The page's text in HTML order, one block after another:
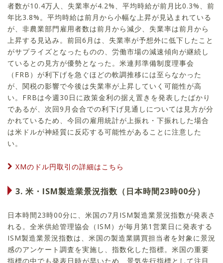
者数が10.4万人、失業率が4.2%、平均時給が前月比0.3%、前
年比3.8%。平均時給は前月から小幅な上昇が見込まれている
が、非農業部門雇用者数は前月から減少、失業率は前月から
上昇する見込み。前回6月は、失業率が予想外に低下したこと
がサプライズとなったものの、労働市場の減速傾向が継続し
ているとの見方が優勢となった。米連邦準備制度理事会
（FRB）が利下げを急ぐほどの軟調推移には至らなかった
が、関税の影響で今後は失業率が上昇していく可能性が高
い。FRBは今週30日に政策金利の据え置きを発表したばかり
であるが、次回9月会合での利下げ見通しについては見方が分
かれているため、今回の雇用統計が上振れ・下振れした場合
は米ドルが神経質に反応する可能性があることに注意した
い。
XMのドル円取引の詳細はこちら
3. 米・ISM製造業景況指数（日本時間23時00分）
日本時間23時00分に、米国の7月ISM製造業景況指数が発表さ
れる。全米供給管理協会（ISM）が毎月第1営業日に発表する
ISM製造業景況指数は、米国の製造業購買担当者を対象に景況
感のアンケート調査を実施し、指数化した指標。米国の重要
指標の中でも発表日時が早いため、景気先行指標として注目